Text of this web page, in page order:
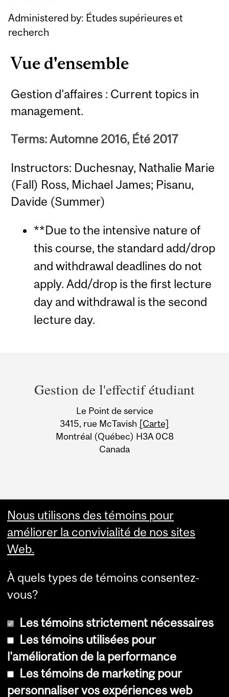
Administered by: Études supérieures et
recherch
Vue d'ensemble
Gestion d'affaires : Current topics in
management.
Terms: Automne 2016, Été 2017
Instructors: Duchesnay, Nathalie Marie
(Fall) Ross, Michael James; Pisanu,
Davide (Summer)
**Due to the intensive nature of
this course, the standard add/drop
and withdrawal deadlines do not
apply. Add/drop is the first lecture
day and withdrawal is the second
lecture day.
and
University
Information
Gestion de l'effectif étudiant
Le Point de service
3415, rue McTavish [Carte]
Montréal (Québec) H3A 0C8
Canada
© Université McGill, 2026
Accessibilité
Nous utilisons des témoins pour
améliorer la convivialité de nos sites
Web.
À quels types de témoins consentez-
vous?
Les témoins strictement nécessaires
Les témoins utilisées pour
l'amélioration de la performance
Les témoins de marketing pour
personnaliser vos expériences web